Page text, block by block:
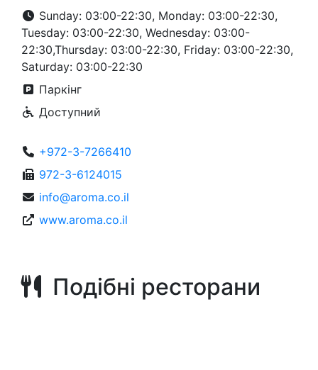
Sunday: 03:00-22:30, Monday: 03:00-22:30,
Tuesday: 03:00-22:30, Wednesday: 03:00-
22:30,Thursday: 03:00-22:30, Friday: 03:00-22:30,
Saturday: 03:00-22:30
Паркінг
Доступний
+972-3-7266410
972-3-6124015
info@aroma.co.il
www.aroma.co.il
Подібні ресторани